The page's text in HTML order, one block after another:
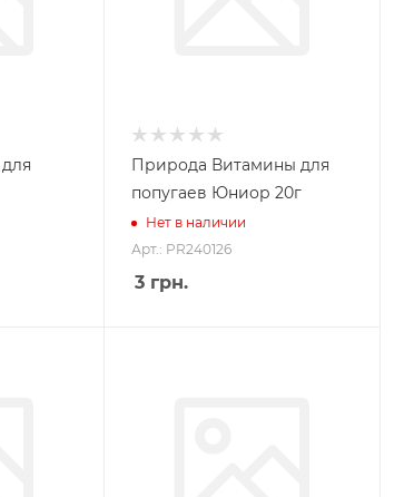
Природа Витамины для
попугаев Юниор 20г
Нет в наличии
Арт.: PR240126
3грн.